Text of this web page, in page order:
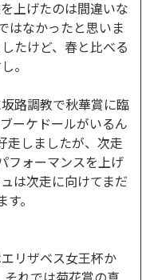
上げたのは間違いな
はなかったと思いま
たけど、春と比べる
。
路調教で秋華賞に臨
ーケドールがいるん
走しましたが、次走
フォーマンスを上げ
は次走に向けてまだ
。
リザベス女王杯か